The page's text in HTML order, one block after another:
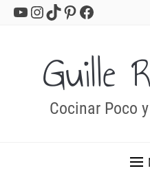
YouTube
Instagram
TikTok
Pinterest
Facebook
Guille
Cocinar Poco